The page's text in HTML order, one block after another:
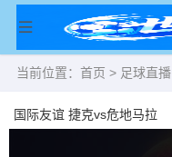
当前位置： 首页 > 足球直播
国际友谊 捷克vs危地马拉